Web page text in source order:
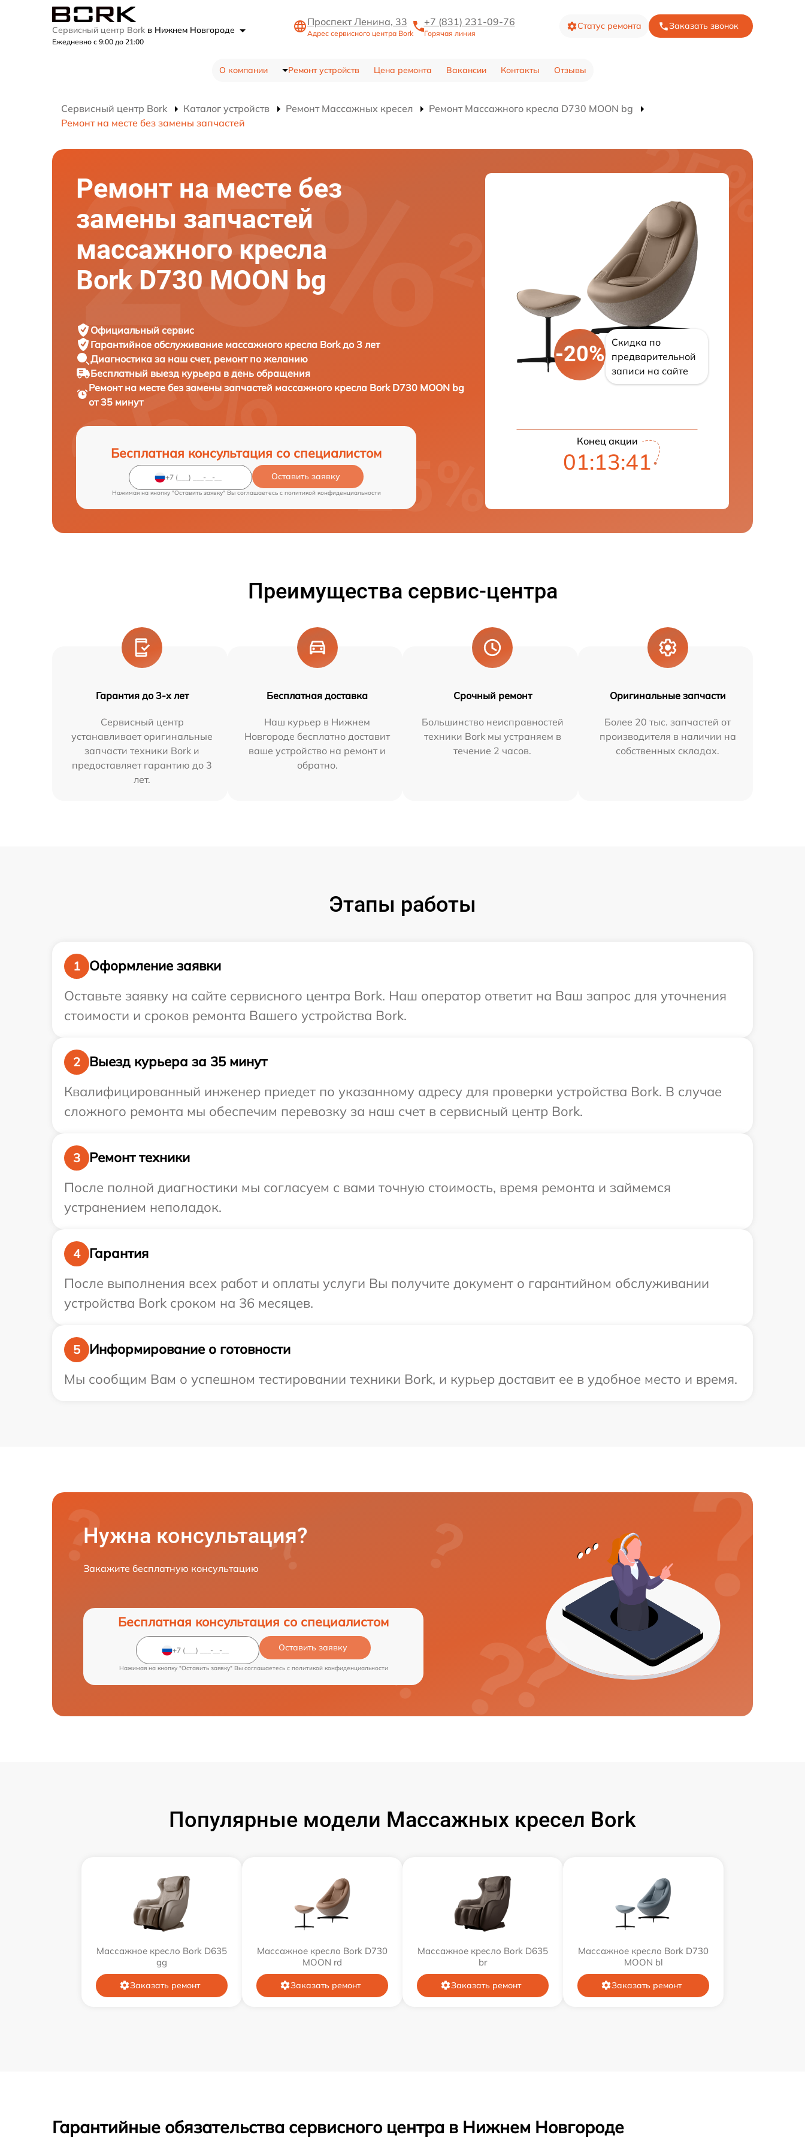
Сервисный центр Bork в Нижнем Новгороде
Ежедневно с 9:00 до 21:00
Проспект Ленина, 33
Адрес сервисного центра Bork
+7 (831) 231-09-76
Горячая линия
Статус ремонта Заказать звонок
О компании Ремонт устройств Цена ремонта Вакансии Контакты Отзывы
Сервисный центр Bork Каталог устройств Ремонт Массажных кресел
Ремонт Массажного кресла D730 MOON bg
Ремонт на месте без замены запчастей
Ремонт на месте без
замены запчастей
массажного кресла
Bork D730 MOON bg
Официальный сервис
Гарантийное обслуживание массажного кресла Bork до 3 лет
Диагностика за наш счет, ремонт по желанию
Бесплатный выезд курьера в день обращения
Ремонт на месте без замены запчастей массажного кресла Bork D730 MOON bg
от 35 минут
Бесплатная консультация со специалистом
Оставить заявку
Нажимая на кнопку "Оставить заявку" Вы соглашаетесь c политикой конфиденциальности
-20%
Скидка по
предварительной
записи на сайте
Конец акции
01:13:40
Преимущества сервис-центра
Гарантия до 3-х лет
Сервисный центр
устанавливает оригинальные
запчасти техники Bork и
предоставляет гарантию до 3
лет.
Бесплатная доставка
Наш курьер в Нижнем
Новгороде бесплатно доставит
ваше устройство на ремонт и
обратно.
Срочный ремонт
Большинство неисправностей
техники Bork мы устраняем в
течение 2 часов.
Оригинальные запчасти
Более 20 тыс. запчастей от
производителя в наличии на
собственных складах.
Этапы работы
1
Оформление заявки
Оставьте заявку на сайте сервисного центра Bork. Наш оператор ответит на Ваш запрос для уточнения
стоимости и сроков ремонта Вашего устройства Bork.
2
Выезд курьера за 35 минут
Квалифицированный инженер приедет по указанному адресу для проверки устройства Bork. В случае
сложного ремонта мы обеспечим перевозку за наш счет в сервисный центр Bork.
3
Ремонт техники
После полной диагностики мы согласуем с вами точную стоимость, время ремонта и займемся
устранением неполадок.
4
Гарантия
После выполнения всех работ и оплаты услуги Вы получите документ о гарантийном обслуживании
устройства Bork сроком на 36 месяцев.
5
Информирование о готовности
Мы сообщим Вам о успешном тестировании техники Bork, и курьер доставит ее в удобное место и время.
Нужна консультация?
Закажите бесплатную консультацию
Бесплатная консультация со специалистом
Оставить заявку
Нажимая на кнопку "Оставить заявку" Вы соглашаетесь c политикой конфиденциальности
Популярные модели Массажных кресел Bork
Массажное кресло Bork D635
gg
Заказать ремонт
Массажное кресло Bork D730
MOON rd
Заказать ремонт
Массажное кресло Bork D635
br
Заказать ремонт
Массажное кресло Bork D730
MOON bl
Заказать ремонт
Гарантийные обязательства сервисного центра в Нижнем Новгороде